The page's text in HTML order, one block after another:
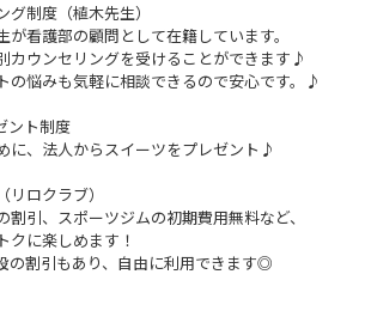
制度（植木先生）
が看護部の顧問として在籍しています。
カウンセリングを受けることができます♪
の悩みも気軽に相談できるので安心です。♪
ント制度
に、法人からスイーツをプレゼント♪
ロクラブ）
割引、スポーツジムの初期費用無料など、
クに楽しめます！
の割引もあり、自由に利用できます◎